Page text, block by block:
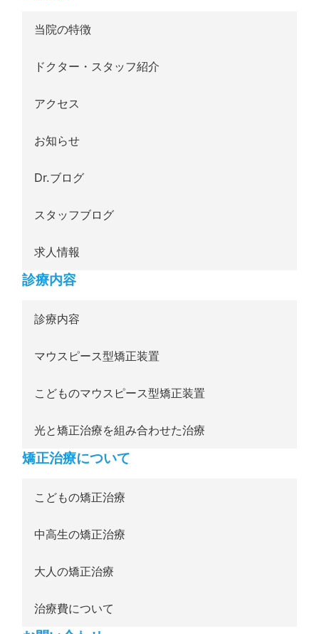
当院の特徴
ドクター・スタッフ紹介
アクセス
お知らせ
Dr.ブログ
スタッフブログ
求人情報
診療内容
診療内容
マウスピース型矯正装置
こどものマウスピース型矯正装置
光と矯正治療を組み合わせた治療
矯正治療について
こどもの矯正治療
中高生の矯正治療
大人の矯正治療
治療費について